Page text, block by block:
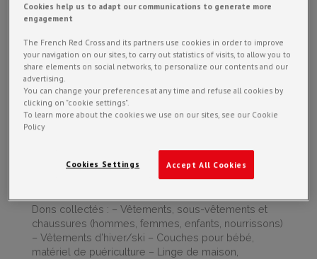
Dons collectés : – Vêtements, sous-vêtements et
chaussures (hommes, femmes, enfants, nourrissons)
– Vêtements d’hiver/ski – Couches pour bébé,
matériel de puériculture – Linge de maison,
Cookies help us to adapt our communications to generate more
engagement
The French Red Cross and its partners use cookies in order to improve
your navigation on our sites, to carry out statistics of visits, to allow you to
share elements on social networks, to personalize our contents and our
advertising.
You can change your preferences at any time and refuse all cookies by
clicking on "cookie settings".
To learn more about the cookies we use on our sites, see our Cookie
Policy
Accept All Cookies
Cookies Settings